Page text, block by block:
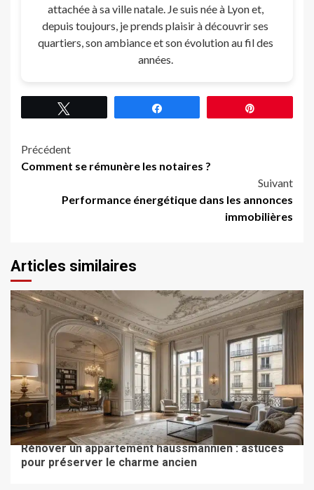
attachée à sa ville natale. Je suis née à Lyon et,
depuis toujours, je prends plaisir à découvrir ses
quartiers, son ambiance et son évolution au fil des
années.
Navigation
Précédent
Comment se rémunère les notaires ?
Suivant
Performance énergétique dans les annonces
immobilières
Articles similaires
TRAVAUX & RÉNOVATION
Rénover un appartement haussmannien : astuces
pour préserver le charme ancien